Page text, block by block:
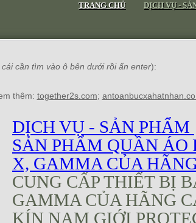
TRANG CHỦ DỊCH VỤ -
cần tìm vào ô bên dưới rồi ấn enter):
thêm: together2s.com;
DỊCH VỤ - SẢN PHẨM
SẢN PHẨM QUẦN ÁO
X, GAMMA CỦA
CUNG CẤP THIẾT BỊ
GAMMA CỦA HÃNG
KÍN NAM GIỚI